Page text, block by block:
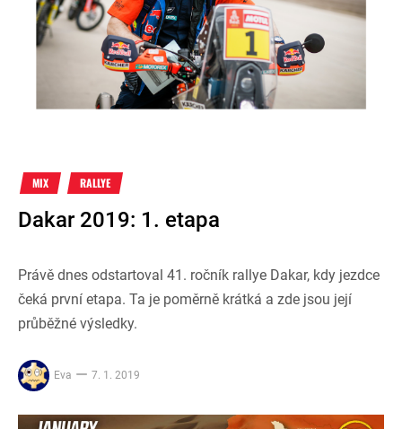
MIX RALLYE
Dakar 2019: 1. etapa
Právě dnes odstartoval 41. ročník rallye Dakar, kdy jezdce
čeká první etapa. Ta je poměrně krátká a zde jsou její
průběžné výsledky.
Eva 7. 1. 2019